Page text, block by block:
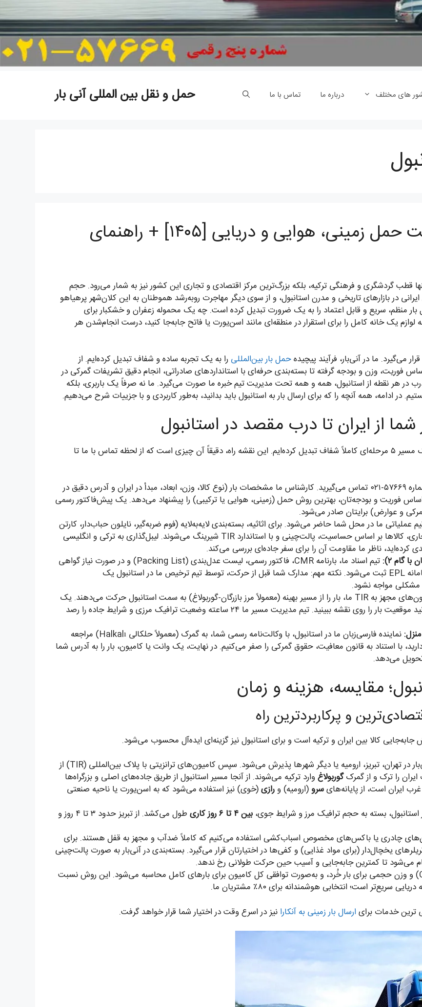
حمل و نقل بین المللی آنی بار های مختلف درباره ما تماس با ما
ارسال بار به استانبول | قیمت حمل زمینی، هوایی و دریایی [۱۴۰۵] + راهنمای
قطب گردشگری و فرهنگی ترکیه، بلکه بزرگ‌ترین مرکز اقتصادی و تجاری این کشور نیز به شمار می‌رود. حجم
ایرانی در بازارهای تاریخی و مدرن استانبول، و از سوی دیگر مهاجرت روبه‌رشد هموطنان به این کلان‌شهر پرهیاهو
منظم، سریع و قابل اعتماد را به یک ضرورت تبدیل کرده است. چه یک محموله زعفران و خشکبار برای
لوازم یک خانه کامل را برای استقرار در منطقه‌ای مانند اسن‌یورت یا فاتح جابه‌جا کنید، درست انجام‌شدن هر
می‌گیرد. ما در آنی‌بار، فرآیند پیچیدهحمل بار بین‌المللی را به یک تجربه ساده و شفاف تبدیل کرده‌ایم. از
فوریت، وزن و بودجه گرفته تا بسته‌بندی حرفه‌ای با استانداردهای صادراتی، انجام دقیق تشریفات گمرکی در
در هر نقطه از استانبول، همه و همه تحت مدیریت تیم خبره ما صورت می‌گیرد. ما نه صرفاً یک باربری، بلکه
ادامه، همه آنچه را که برای ارسال بار به استانبول باید بدانید، به‌طور کاربردی و با جزییات شرح می‌دهیم.
شما از ایران تا درب مقصد در استانبول
ما در آنی‌بار، فرایند پیچیده ارسال بار به استانبول را به یک مسیر ۵ مرحله‌ای کاملاً شفاف تبدیل کرده‌ایم. این نقشه راه، دقیقاً آن چیزی است که از لحظه تماس با ما تا
با شماره ۵۷۶۶۹-۰۲۱ تماس می‌گیرید. کارشناس ما مشخصات بار (نوع کالا، وزن، ابعاد، مبدأ در ایران و آدرس دقیق در
اساس فوریت و بودجه‌تان، بهترین روش حمل (زمینی، هوایی یا ترکیبی) را پیشنهاد می‌دهد. یک پیش‌فاکتور رسمی
و عوارض) برایتان صادر می‌شود.
عملیاتی ما در محل شما حاضر می‌شود. برای اثاثیه، بسته‌بندی لایه‌به‌لایه (فوم ضربه‌گیر، نایلون حباب‌دار، کارتن
صادراتی، تسمه‌کشی) انجام می‌شود. برای بار تجاری، کالاها بر اساس حساسیت، پالت‌چینی و با استاندارد TIR شیرینگ می‌شوند. لیبل‌گذاری به ترکی و انگلیسی
کرده‌اید، ناظر ما مقاومت آن را برای سفر جاده‌ای بررسی می‌کند.
تیم اسناد ما، بارنامه CMR، فاکتور رسمی، لیست عدل‌بندی (Packing List) و در صورت نیاز گواهی
مبدأ را تنظیم می‌کند. اظهارنامه گمرکی شما در سامانه EPL ثبت می‌شود. نکته مهم: مدارک شما قبل از حرکت، توسط تیم ترخیص ما در استانبول یک
مشکلی مواجه نشود.
کامیون‌های مجهز به TIR ما، بار را از مسیر بهینه (معمولاً مرز بازرگان-گوربولاغ) به سمت استانبول حرکت می‌دهند. یک
کد رهگیری اختصاصی دریافت می‌کنید و می‌توانید موقعیت بار را روی نقشه ببینید. تیم مدیریت مسیر ما ۲۴ ساعته وضعیت ترافیک مرزی و شرایط جاده را رصد
نماینده فارسی‌زبان ما در استانبول، با وکالت‌نامه رسمی شما، به گمرک (معمولاً حلکالی Halkalı) مراجعه
با استناد به قانون معافیت، حقوق گمرکی را صفر می‌کنیم. در نهایت، یک وانت یا کامیون، بار را به آدرس شما
تحویل می‌دهد.
مقایسه، هزینه و زمان
کالا بین ایران و ترکیه است و برای استانبول نیز گزینه‌ای ایده‌آل محسوب می‌شود.
بار ابتدا در انبارهای آنی‌بار در تهران، تبریز، ارومیه یا دیگر شهرها پذیرش می‌شود. سپس کامیون‌های ترانزیتی با پلاک بین‌المللی (TIR) از
را ترک و از گمرکگوربولاغوارد ترکیه می‌شوند. از آنجا مسیر استانبول از طریق جاده‌های اصلی و بزرگراه‌ها
ایران است، از پایانه‌هایسرو(ارومیه) ورازی(خوی) نیز استفاده می‌شود که به اسن‌یورت یا ناحیه صنعتی
بسته به حجم ترافیک مرز و شرایط جوی، بین ۴ تا ۶ روز کاری
طول می‌کشد. از تبریز حدود ۳ تا ۴ روز و
چادری یا باکس‌های مخصوص اسباب‌کشی استفاده می‌کنیم که کاملاً ضدآب و مجهز به قفل هستند. برای
کامیون‌های کانتینری ۲۰ و ۴۰ فوت، تریلرهای یخچال‌دار (برای مواد غذایی) و کفی‌ها در اختیارتان قرار می‌گیرد. بسته‌بندی در آنی‌بار به صورت پالت‌چینی
می‌شود تا کمترین جابه‌جایی و آسیب حین حرکت طولانی رخ ندهد.
حمل زمینی بر اساس مترمکعب (CBM) و وزن حجمی برای بار خُرد، و به‌صورت توافقی کل کامیون برای بارهای‌ کامل محاسبه می‌شود. این روش نسبت
است؛ انتخابی هوشمندانه برای ۸۰٪ مشتریان ما.
ترین خدمات برایارسال بار زمینی به آنکارا نیز در اسرع وقت در اختیار شما قرار خواهد گرفت.